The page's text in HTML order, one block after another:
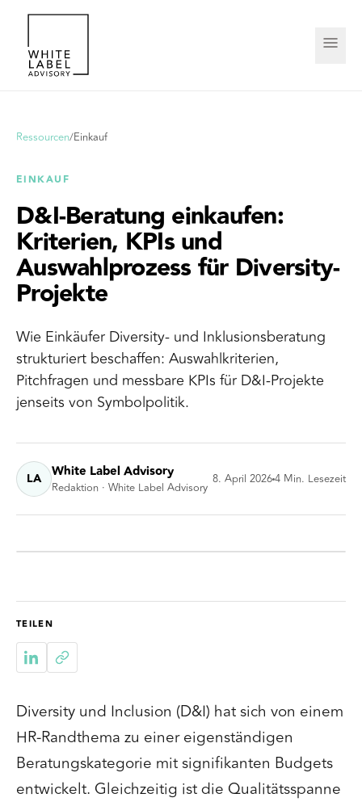
Ressourcen/Einkauf
EINKAUF
D&I-Beratung einkaufen:
Kriterien, KPIs und
Auswahlprozess für Diversity-
Projekte
Wie Einkäufer Diversity- und Inklusionsberatung
strukturiert beschaffen: Auswahlkriterien,
Pitchfragen und messbare KPIs für D&I-Projekte
jenseits von Symbolpolitik.
LA White Label Advisory
Redaktion · White Label Advisory
8. April 20264 Min. Lesezeit
TEILEN
Diversity und Inclusion (D&I) hat sich von einem
HR-Randthema zu einer eigenständigen
Beratungskategorie mit signifikanten Budgets
entwickelt. Gleichzeitig ist die Qualitätsspanne